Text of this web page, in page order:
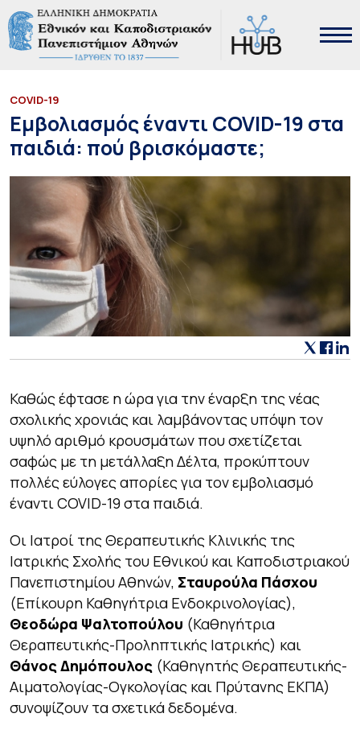
COVID-19
Εμβολιασμός έναντι COVID-19 στα
παιδιά: πού βρισκόμαστε;
Καθώς έφτασε η ώρα για την έναρξη της νέας
σχολικής χρονιάς και λαμβάνοντας υπόψη τον
υψηλό αριθμό κρουσμάτων που σχετίζεται
σαφώς με τη μετάλλαξη Δέλτα, προκύπτουν
πολλές εύλογες απορίες για τον εμβολιασμό
έναντι COVID-19 στα παιδιά.
Οι Ιατροί της Θεραπευτικής Κλινικής της
Ιατρικής Σχολής του Εθνικού και Καποδιστριακού
Πανεπιστημίου Αθηνών, Σταυρούλα Πάσχου
(Επίκουρη Καθηγήτρια Ενδοκρινολογίας),
Θεοδώρα Ψαλτοπούλου (Καθηγήτρια
Θεραπευτικής-Προληπτικής Ιατρικής) και
Θάνος Δημόπουλος (Καθηγητής Θεραπευτικής-
Αιματολογίας-Ογκολογίας και Πρύτανης ΕΚΠΑ)
συνοψίζουν τα σχετικά δεδομένα.